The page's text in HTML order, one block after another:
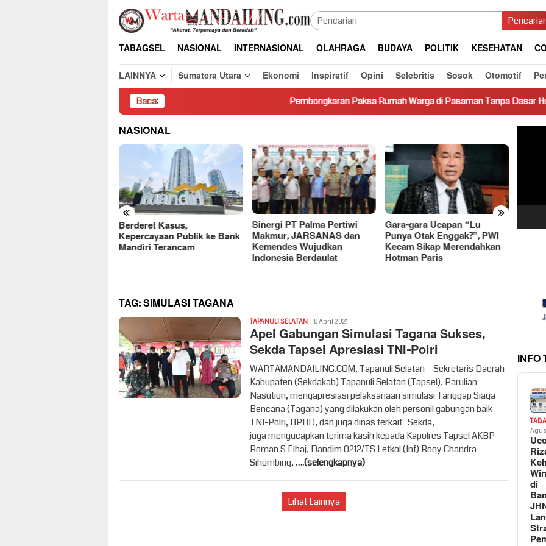
Loncat
konten
TABAGSEL NASIONAL INTERNASIONAL OLAHRAGA BUDAYA POLITIK KESEHATAN
LAINNYA
Sumatera Utara Ekonomi Inspiratif Opini Selebritis Sosok Otomotif
Baca: Pembongkaran Paksa Rumah Warga di Pasaman Tanpa Dasar Hukum Picu
NASIONAL
« »
Sinergi PT Palma Pertiwi
Makmur, JARSANAS dan
Kemendes Wujudkan
Gara-gara Ucapan “Lu
Punya Otak Enggak?”, PWI
Kecam Sikap Merendahkan
Hotman Paris
Sengketa Utang-Piutang,
Terungkap Jejak Transaksi
Rp11,1 Miliar ke Rekening
Pihak Terkait
TAG:SIMULASI TAGANA
TAPANULI SELATANRedaksi
8 April 2021
Apel Gabungan Simulasi Tagana Sukses,
Sekda Tapsel Apresiasi TNI-Polri
WARTAMANDAILING.COM, Tapanuli Selatan – Sekretaris Daerah
Kabupaten (Sekdakab) Tapanuli Selatan (Tapsel), Parulian
Nasution, mengapresiasi pelaksanaan simulasi Tanggap Siaga
Bencana (Tagana) yang dilakukan oleh personil gabungan baik
TNI-Polri, BPBD, dan juga dinas terkait. Sekda,
juga mengucapkan terima kasih kepada Kapolres Tapsel AKBP
Roman S Elhaj, Dandim 0212/TS Letkol (Inf) Rooy Chandra
Sihombing,….(selengkapnya)
Lihat Lainnya
INFO
di